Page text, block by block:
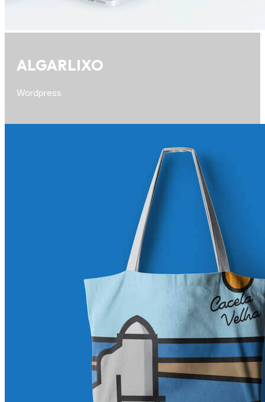
ALGARLIXO
Wordpress